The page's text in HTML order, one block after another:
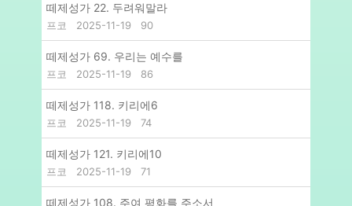
떼제성가 22. 두려워말라
프코 2025-11-19 90
떼제성가 69. 우리는 예수를
프코 2025-11-19 86
떼제성가 118. 키리에6
프코 2025-11-19 74
떼제성가 121. 키리에10
프코 2025-11-19 71
떼제성가 108. 주여 평화를 주소서